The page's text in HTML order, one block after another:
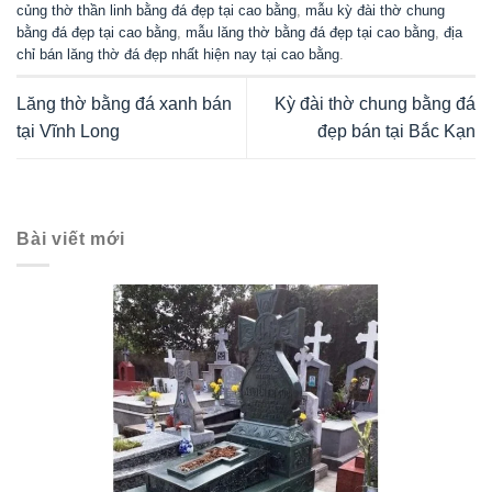
củng thờ thần linh bằng đá đẹp tại cao bằng, mẫu kỳ đài thờ chung
bằng đá đẹp tại cao bằng, mẫu lăng thờ bằng đá đẹp tại cao bằng, địa
chỉ bán lăng thờ đá đẹp nhất hiện nay tại cao bằng.
Lăng thờ bằng đá xanh bán
tại Vĩnh Long
Kỳ đài thờ chung bằng đá
đẹp bán tại Bắc Kạn
Bài viết mới